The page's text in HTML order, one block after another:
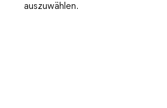
auszuwählen.